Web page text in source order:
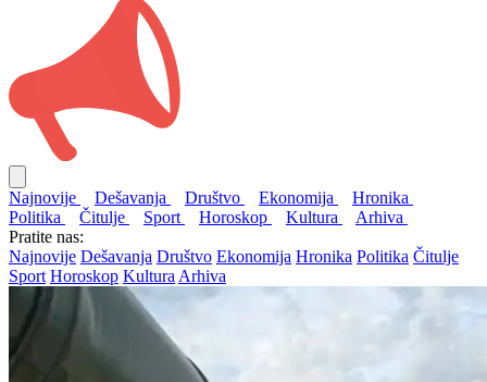
Najnovije Dešavanja Društvo Ekonomija
Hronika
Politika
Čitulje Sport Horoskop Kultura
Arhiva
Pratite nas:
Najnovije Dešavanja Društvo Ekonomija Hronika Politika Čitulje
Sport Horoskop Kultura Arhiva